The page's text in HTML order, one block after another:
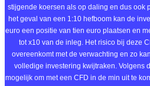
stijgende koersen als op daling en dus ook
het geval van een 1:10 hefboom kan de
euro een positie van tien euro plaatsen en
tot x10 van de inleg. Het risico bij deze
overeenkomt met de verwachting en zo
volledige investering kwijtraken. Volgens
mogelijk om met een CFD in de min uit te